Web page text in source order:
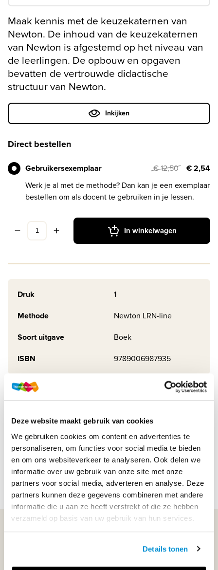
Deze website maakt gebruik van cookies
We gebruiken cookies om content en advertenties te
personaliseren, om functies voor social media te bieden
en om ons websiteverkeer te analyseren. Ook delen we
informatie over uw gebruik van onze site met onze
partners voor social media, adverteren en analyse. Deze
partners kunnen deze gegevens combineren met andere
informatie die u aan ze heeft verstrekt of die ze hebben
verzameld op basis van uw gebruik van hun services.
Details tonen
Maak kennis met de keuzekaternen van
Newton. De inhoud van de keuzekaternen
van Newton is afgestemd op het niveau van
de leerlingen. De opbouw en opgaven
bevatten de vertrouwde didactische
structuur van Newton.
Inkijken
Direct bestellen
Gebruikersexemplaar € 12,50
€ 2,54
Werk je al met de methode? Dan kan je een exemplaar
bestellen om als docent te gebruiken in je lessen.
In winkelwagen
Druk
1
Methode
Newton LRN-line
Soort uitgave
Boek
ISBN
9789006987935
Productbeschrijving
Maak kennis met de keuzekaternen van Newton. De
inhoud van de keuzekaternen van Newton is afgestemd op
het niveau van de leerlingen. De opbouw en opgaven
bevatten de vertrouwde didactische structuur van Newton
...
Lees meer
WIJ STAAN VOOR JE KLAAR!
033-4483000